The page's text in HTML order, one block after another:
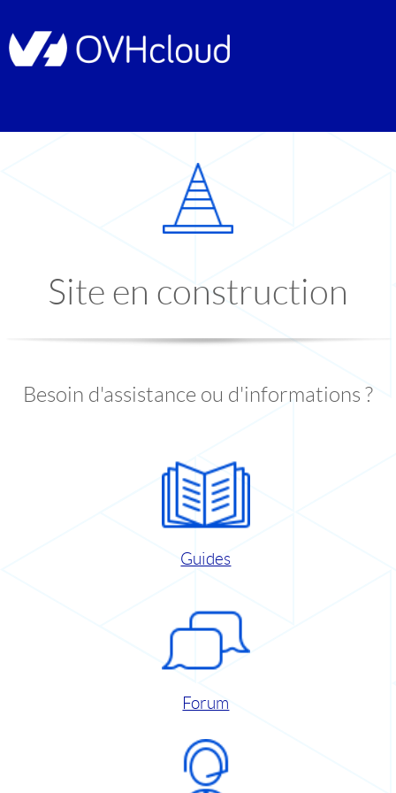
Site en construction
Besoin d'assistance ou d'informations ?
Guides
Forum